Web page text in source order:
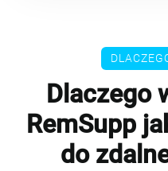
Dlaczego
RemSupp
do